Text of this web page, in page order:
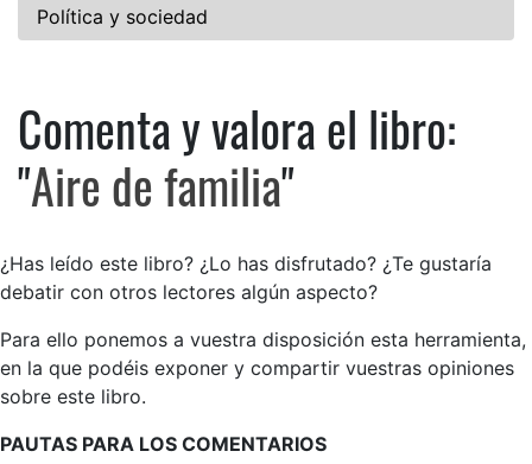
Política y sociedad
Comenta y valora el libro:
Comenta y valora el libro:
"Aire de familia"
¿Has leído este libro? ¿Lo has disfrutado? ¿Te gustaría
debatir con otros lectores algún aspecto?
Para ello ponemos a vuestra disposición esta herramienta,
en la que podéis exponer y compartir vuestras opiniones
sobre este libro.
PAUTAS PARA LOS COMENTARIOS